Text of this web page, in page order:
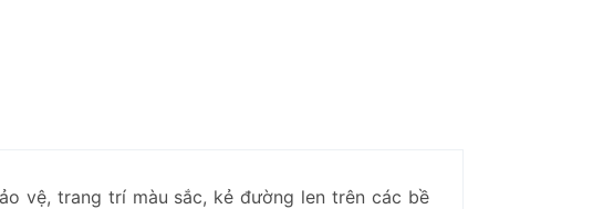
vệ, trang trí màu sắc, kẻ đường len trên các bề